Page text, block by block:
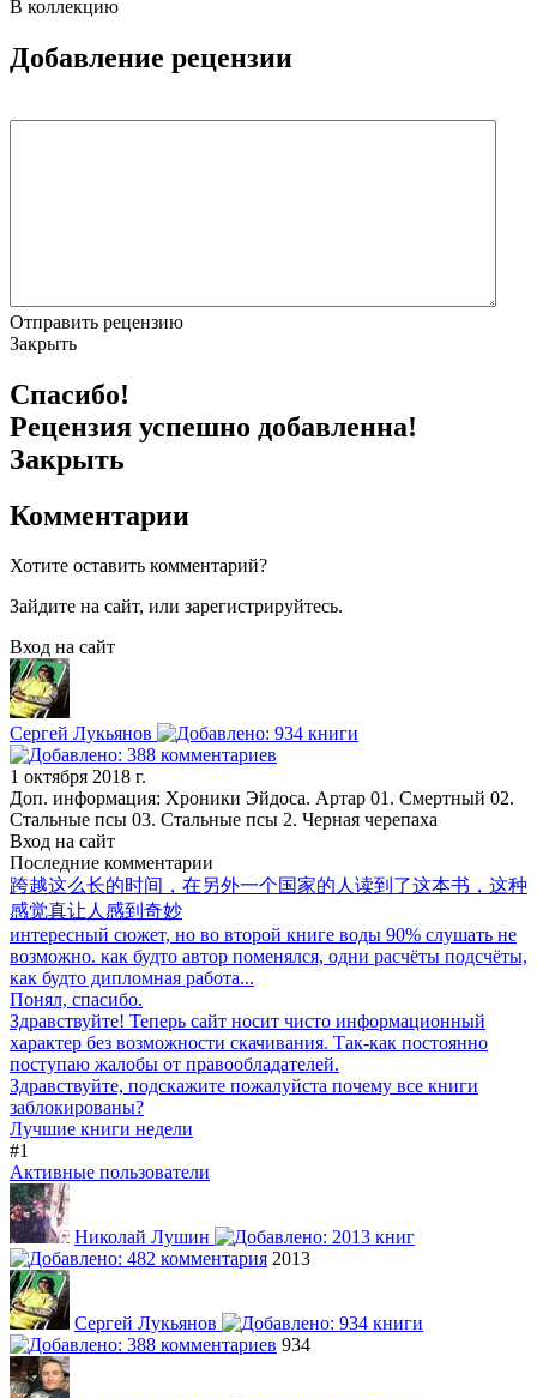
В коллекцию
Добавление рецензии
Отправить рецензию
Закрыть
Спасибо!
Рецензия успешно добавленна!
Закрыть
Комментарии
Хотите оставить комментарий?
Зайдите на сайт, или зарегистрируйтесь.
Вход на сайт
Сергей Лукьянов
1 октября 2018 г.
Доп. информация: Хроники Эйдоса. Артар 01. Смертный 02.
Стальные псы 03. Стальные псы 2. Черная черепаха
Вход на сайт
Последние комментарии
跨越这么长的时间，在另外一个国家的人读到了这本书，这种
感觉真让人感到奇妙
интересный сюжет, но во второй книге воды 90% слушать не
возможно. как будто автор поменялся, одни расчёты подсчёты,
как будто дипломная работа...
Понял, спасибо.
Здравствуйте! Теперь сайт носит чисто информационный
характер без возможности скачивания. Так-как постоянно
поступаю жалобы от правообладателей.
Здравствуйте, подскажите пожалуйста почему все книги
заблокированы?
Лучшие книги недели
#1
Активные пользователи
Николай Лушин
2013
Сергей Лукьянов
934